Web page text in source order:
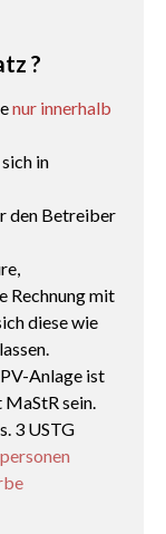
?
nur innerhalb
in
den Betreiber
Rechnung mit
diese wie
Anlage ist
sein.
3 USTG